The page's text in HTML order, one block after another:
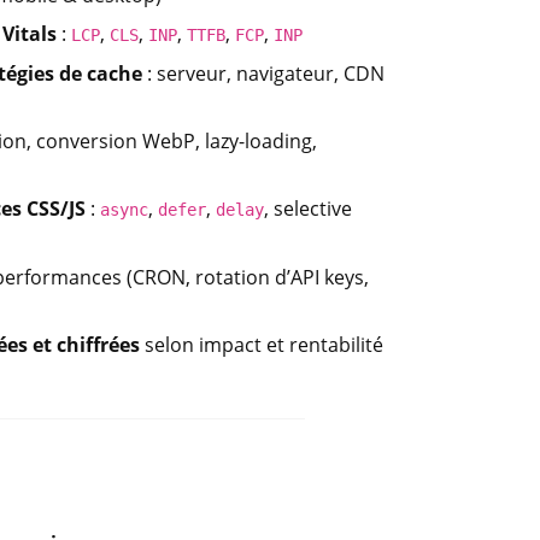
Vitals : LCP, CLS, INP,TTFB, FCP, INP
de cache : serveur, navigateur, CDN
conversion WebP, lazy-loading,
CSS/JS : async, defer, delay, selective
(CRON, rotation d’API keys,
et chiffréesselon impact et rentabilité